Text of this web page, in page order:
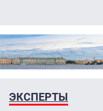
ЭКСПЕРТЫ